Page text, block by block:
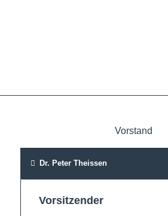
Vorstand
Dr. Peter Theissen
Vorsitzender